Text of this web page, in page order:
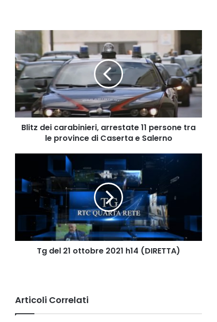
Blitz
dei
carabinieri,
arrestate
11
persone
tra
le
province
di
Caserta
Salerno
Blitz dei carabinieri, arrestate 11 persone tra
le province di Caserta e Salerno
21
ottobre
2021
(DIRETTA)
Tg del 21 ottobre 2021 h14 (DIRETTA)
Articoli Correlati